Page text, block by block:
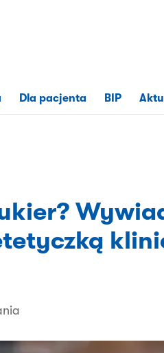
Dla pacjenta BIP